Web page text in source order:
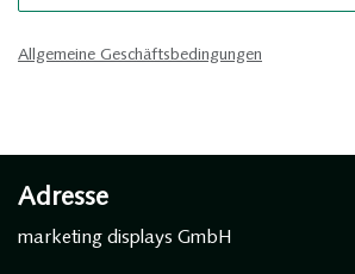
Allgemeine Geschäftsbedingungen
Adresse
marketing displays GmbH